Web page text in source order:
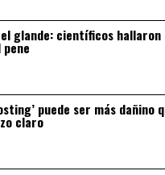
el glande: científicos hallaron
pene
puede ser más dañino
claro